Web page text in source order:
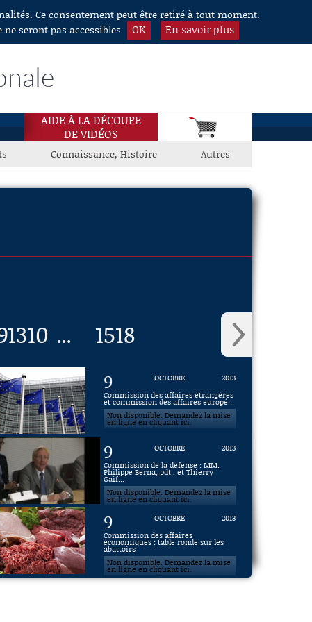
Ce consentement peut être retiré à tout moment.
ne seront pas accessibles
OK En savoir plus
AIDE À LA DÉCOUPE
DE VIDÉOS
Connaissance, Histoire Autres
1310 ... 1518
9 OCTOBRE
2013
Commission des affaires étrangères
et commission des affaires europé...
Non disponible. Demandez la mise
en ligne en cliquant ici.
9 OCTOBRE
2013
Commission de la défense : MM.
Philippe Berna, pdt , et Thierry
Gaif...
Non disponible. Demandez la mise
en ligne en cliquant ici.
9 OCTOBRE
2013
Commission des affaires
économiques : table ronde sur les
abattoirs
Non disponible. Demandez la mise
en ligne en cliquant ici.